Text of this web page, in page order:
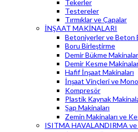
Tekerler
Testereler
Tırmıklar ve Çapalar
İNŞAAT MAKİNALARI
Betoniyerler ve Beton
Boru Birleştirme
Demir Bükme
Demir Kesme
Hafif İnşaat Makinaları
İnşaat Vinçleri ve
Kompresör
Plastik Kaynak
Şap Makinaları
Zemin Makinaları ve
ISITMA HAVALANDIRMA